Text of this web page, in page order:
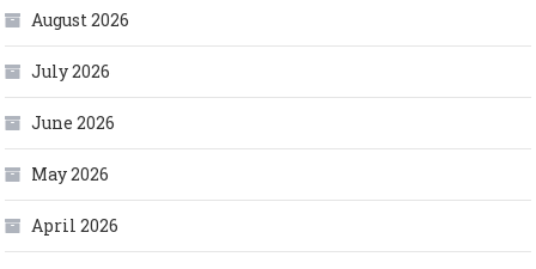
August 2026
July 2026
June 2026
May 2026
April 2026